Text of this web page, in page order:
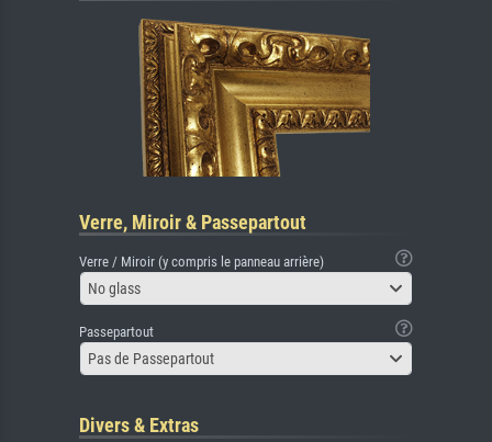
Verre, Miroir & Passepartout
Verre / Miroir (y compris le panneau arrière)
No glass
Passepartout
Pas de Passepartout
Divers & Extras